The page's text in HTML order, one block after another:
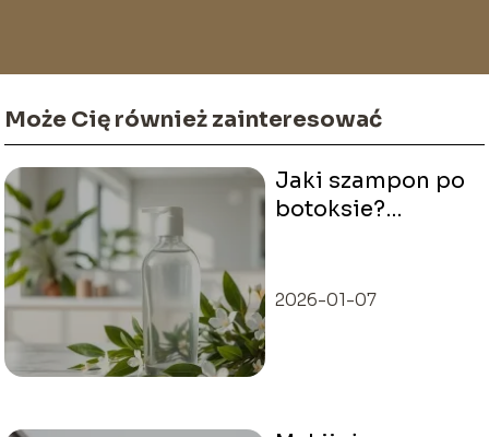
Może Cię również zainteresować
Jaki szampon po
botoksie?
włosów!
2026-01-07